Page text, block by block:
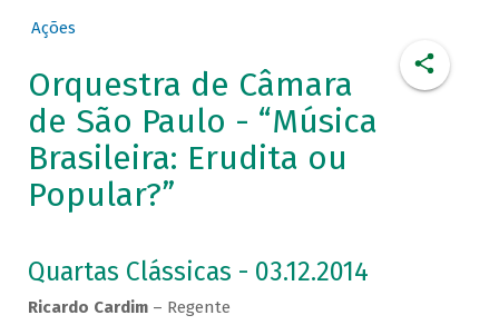
Ações
Orquestra de Câmara
de São Paulo - “Música
Brasileira: Erudita ou
Popular?”
Quartas Clássicas - 03.12.2014
Ricardo Cardim – Regente